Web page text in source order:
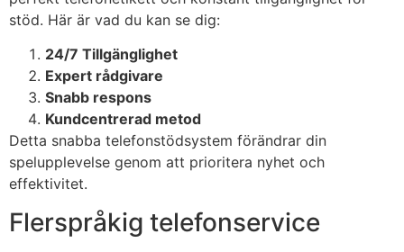
stöd. Här är vad du kan se dig:
24/7 Tillgänglighet
Expert rådgivare
Snabb respons
Kundcentrerad metod
Detta snabba telefonstödsystem förändrar din
spelupplevelse genom att prioritera nyhet och
effektivitet.
Flerspråkig telefonservice